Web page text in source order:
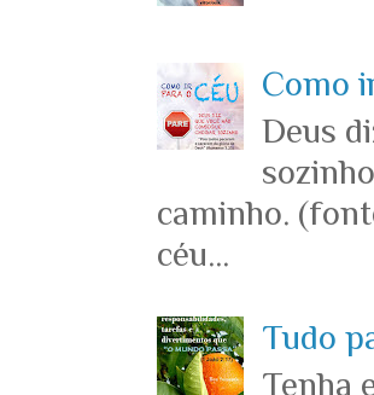
Como
Deus
caminho.
céu...
Tudo
Tenha